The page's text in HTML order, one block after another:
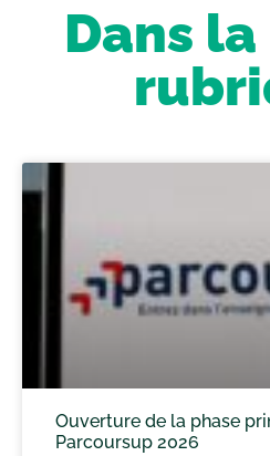
Dans
Ouverture de la phase
Parcoursup 2026